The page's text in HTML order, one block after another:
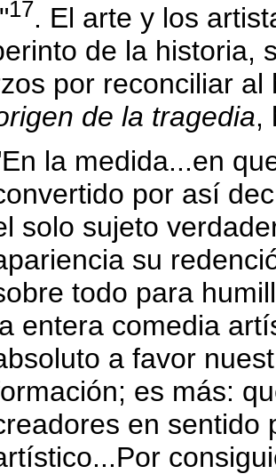
17. El arte y los
de la historia,
por reconciliar
de la tragedia,
la medida...en
por así
solo sujeto
su
todo para
entera comedia
a favor
es más:
en sentido